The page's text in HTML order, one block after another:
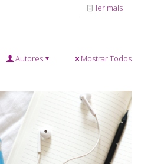
ler mais
Autores Mostrar Todos